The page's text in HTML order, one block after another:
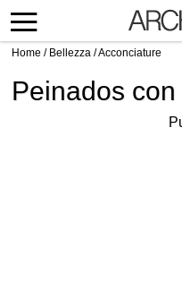
Home / Bellezza /Acconciature
Peinados